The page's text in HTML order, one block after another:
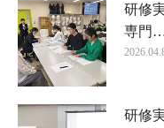
研修
専門
研修